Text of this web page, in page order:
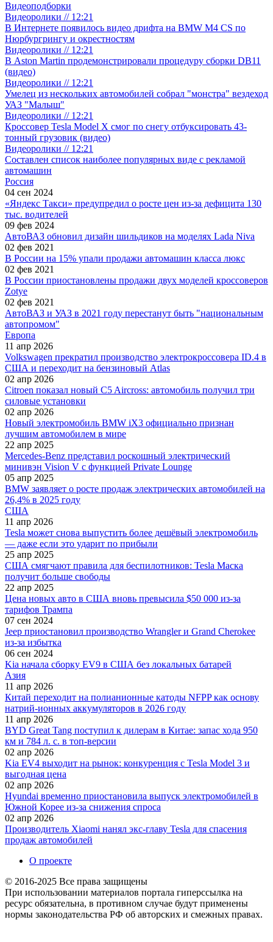
Видеоподборки
Видеоролики // 12:21
В Интернете появилось видео дрифта на BMW M4 CS по
Нюрбургрингу и окрестностям
Видеоролики // 12:21
В Aston Martin продемонстрировали процедуру сборки DB11
(видео)
Видеоролики // 12:21
Умелец из нескольких автомобилей собрал "монстра" вездеход
УАЗ "Малыш"
Видеоролики // 12:21
Кроссовер Tesla Model X смог по снегу отбуксировать 43-
тонный грузовик (видео)
Видеоролики // 12:21
Составлен список наиболее популярных виде с рекламой
автомашин
Россия
04 сен 2024
«Яндекс Такси» предупредил о росте цен из-за дефицита 130
тыс. водителей
09 фев 2024
АвтоВАЗ обновил дизайн шильдиков на моделях Lada Niva
02 фев 2021
В России на 15% упали продажи автомашин класса люкс
02 фев 2021
В России приостановлены продажи двух моделей кроссоверов
Zotye
02 фев 2021
АвтоВАЗ и УАЗ в 2021 году перестанут быть "национальным
автопромом"
Европа
11 апр 2026
Volkswagen прекратил производство электрокроссовера ID.4 в
США и переходит на бензиновый Atlas
02 апр 2026
Citroen показал новый C5 Aircross: автомобиль получил три
силовые установки
02 апр 2026
Новый электромобиль BMW iX3 официально признан
лучшим автомобилем в мире
22 апр 2025
Mercedes-Benz представил роскошный электрический
минивэн Vision V с функцией Private Lounge
05 апр 2025
BMW заявляет о росте продаж электрических автомобилей на
26,4% в 2025 году
США
11 апр 2026
Tesla может снова выпустить более дешёвый электромобиль
— даже если это ударит по прибыли
25 апр 2025
США смягчают правила для беспилотников: Tesla Маска
получит больше свободы
22 апр 2025
Цена новых авто в США вновь превысила $50 000 из-за
тарифов Трампа
07 сен 2024
Jeep приостановил производство Wrangler и Grand Cherokee
из-за избытка
06 сен 2024
Kia начала сборку EV9 в США без локальных батарей
Азия
11 апр 2026
Китай переходит на полианионные катоды NFPP как основу
натрий-ионных аккумуляторов в 2026 году
11 апр 2026
BYD Great Tang поступил к дилерам в Китае: запас хода 950
км и 784 л. с. в топ-версии
02 апр 2026
Kia EV4 выходит на рынок: конкуренция с Tesla Model 3 и
выгодная цена
02 апр 2026
Hyundai временно приостановила выпуск электромобилей в
Южной Корее из-за снижения спроса
02 апр 2026
Производитель Xiaomi нанял экс-главу Tesla для спасения
продаж автомобилей
О проекте
© 2016-2025 Все права защищены
При использовании материалов портала гиперссылка на
ресурс обязательна, в противном случае будут применены
нормы законодательства РФ об авторских и смежных правах.